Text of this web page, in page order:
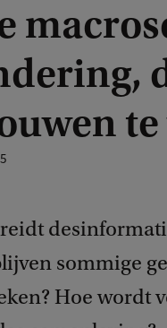
te
sommige
Hoe wordt